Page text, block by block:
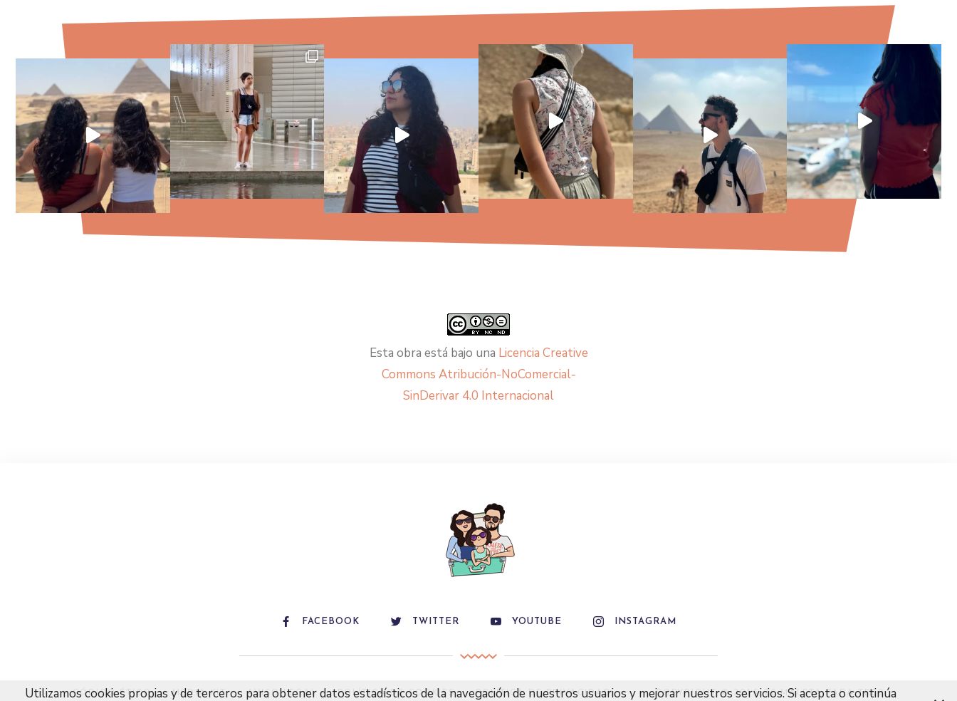
Esta obra está bajo una Licencia Creative
Commons Atribución-NoComercial-
SinDerivar 4.0 Internacional
FACEBOOK TWITTER YOUTUBE INSTAGRAM
CÓDIGO ÉTICO MEDIA KIT AVISO LEGAL POLÍTICA DE COOKIES POLÍTICA DE PRIVACIDAD COPYRIGHT © 2016-26 MALETA PARA TRES
Utilizamos cookies propias y de terceros para obtener datos estadísticos de la navegación de nuestros usuarios y mejorar nuestros servicios. Si acepta o continúa